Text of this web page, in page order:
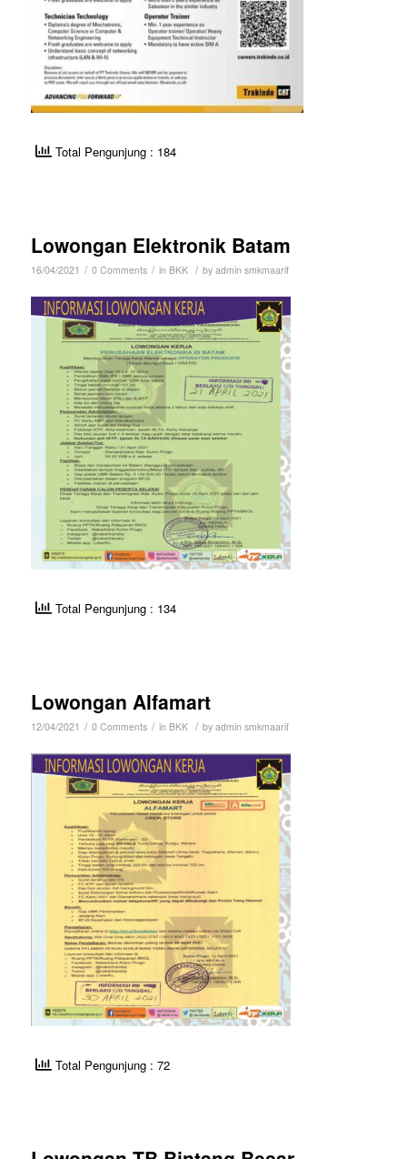
Total Pengunjung : 184
Lowongan Elektronik Batam
16/04/2021 / 0 Comments / in BKK / by admin smkmaarif
Total Pengunjung : 134
Lowongan Alfamart
12/04/2021 / 0 Comments / in BKK / by admin smkmaarif
Total Pengunjung : 72